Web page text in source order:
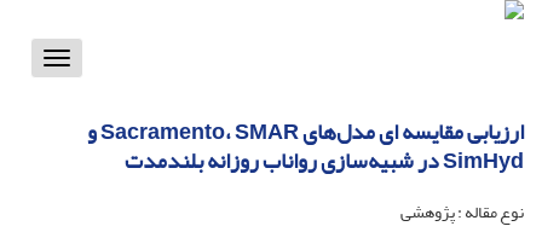
Toggle
ارزیابی مقایسه‏ ای مدل‌های Sacramento، SMAR و
SimHyd در شبیه‌سازی رواناب روزانه بلندمدت
نوع مقاله : پژوهشی